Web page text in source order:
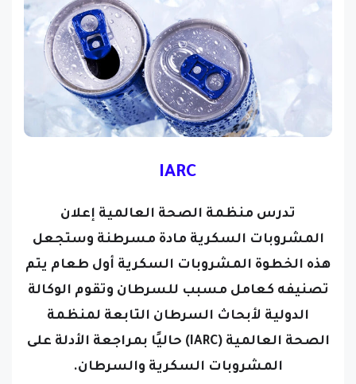
IARC
تدرس منظمة الصحة العالمية إعلان
المشروبات السكرية مادة مسرطنة وستجعل
هذه الخطوة المشروبات السكرية أول طعام يتم
تصنيفه كعامل مسبب للسرطان وتقوم الوكالة
الدولية لأبحاث السرطان التابعة لمنظمة
الصحة العالمية (IARC) حاليًا بمراجعة الأدلة على
المشروبات السكرية والسرطان.